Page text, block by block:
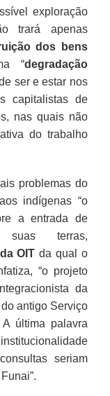
exploração
trará apenas
dos bens
“degradação
ser e estar nos
capitalistas de
nas quais não
do trabalho
problemas do
indígenas “o
a entrada de
suas terras,
OIT da qual o
“o projeto
da
antigo Serviço
A última palavra
seriam